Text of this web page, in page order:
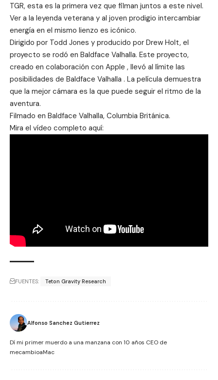
TGR, esta es la primera vez que filman juntos a este nivel.
Ver a la leyenda veterana y al joven prodigio intercambiar
energía en el mismo lienzo es icónico.
Dirigido por Todd Jones y producido por Drew Holt, el
proyecto se rodó en Baldface Valhalla. Este proyecto,
creado en colaboración con Apple , llevó al límite las
posibilidades de Baldface Valhalla . La película demuestra
que la mejor cámara es la que puede seguir el ritmo de la
aventura.
Filmado en Baldface Valhalla, Columbia Británica.
Mira el vídeo completo aquí:
FUENTES: Teton Gravity Research
Alfonso Sanchez Gutierrez
Dí mi primer muerdo a una manzana con 10 años CEO de
mecambioaMac